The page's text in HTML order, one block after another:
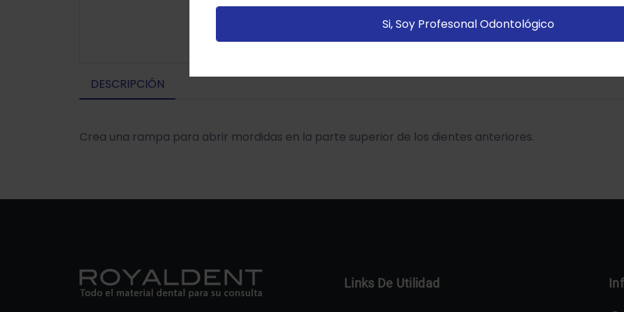
DESCRIPCIÓN
Crea una rampa para abrir mordidas en la parte superior de los dientes anteriores.
Links De Utilidad
Si, Soy Profesonal Odontológico